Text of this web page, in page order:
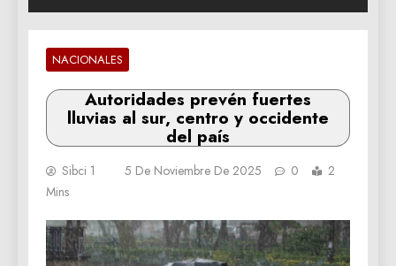
NACIONALES
Autoridades prevén fuertes
lluvias al sur, centro y occidente
del país
Sibci 1 5 De Noviembre De 2025 0
2
Mins